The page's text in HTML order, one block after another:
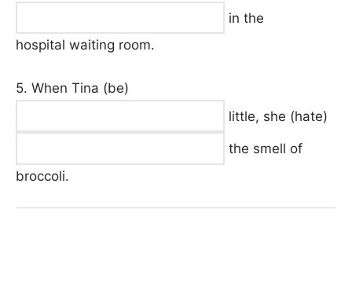
in the
hospital waiting room.
5. When Tina (be)
little, she (hate)
the smell of
broccoli.